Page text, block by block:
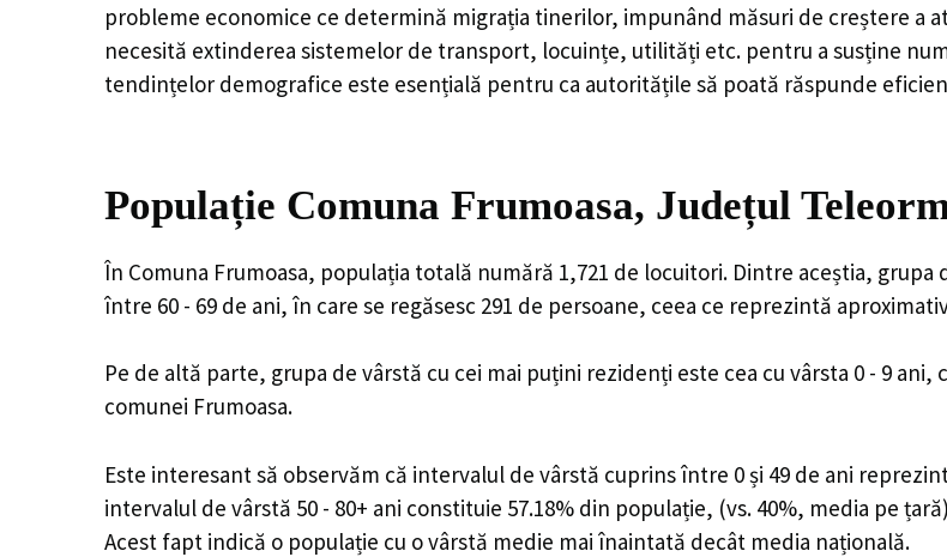
probleme economice ce determină migrația tinerilor, impunând măsuri de creștere a
necesită extinderea sistemelor de transport, locuințe, utilități etc. pentru a susține
tendințelor demografice este esențială pentru ca autoritățile să poată răspunde
Populație Comuna Frumoasa, Județul
În Comuna Frumoasa, populația totală numără 1,721 de locuitori. Dintre aceștia,
între 60 - 69 de ani, în care se regăsesc 291 de persoane, ceea ce reprezintă
Pe de altă parte, grupa de vârstă cu cei mai puțini rezidenți este cea cu vârsta 0 - 9
comunei Frumoasa.
Este interesant să observăm că intervalul de vârstă cuprins între 0 și 49 de ani
intervalul de vârstă 50 - 80+ ani constituie 57.18% din populație, (vs. 40%, media pe
Acest fapt indică o populație cu o vârstă medie mai înaintată decât media națională.